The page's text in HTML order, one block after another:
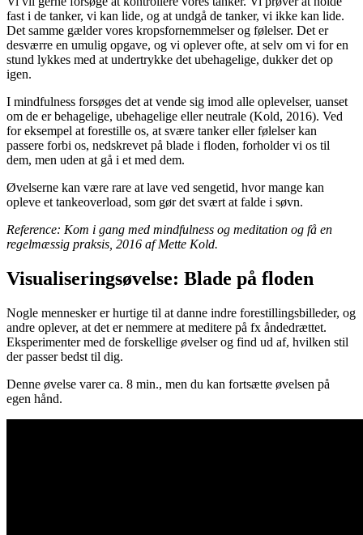
fast i de tanker, vi kan lide, og at undgå de tanker, vi ikke kan lide.
Det samme gælder vores kropsfornemmelser og følelser. Det er
desværre en umulig opgave, og vi oplever ofte, at selv om vi for en
stund lykkes med at undertrykke det ubehagelige, dukker det op
igen.
I mindfulness forsøges det at vende sig imod alle oplevelser, uanset
om de er behagelige, ubehagelige eller neutrale (Kold, 2016). Ved
for eksempel at forestille os, at svære tanker eller følelser kan
passere forbi os, nedskrevet på blade i floden, forholder vi os til
dem, men uden at gå i et med dem.
Øvelserne kan være rare at lave ved sengetid, hvor mange kan
opleve et tankeoverload, som gør det svært at falde i søvn.
Reference: Kom i gang med mindfulness og meditation og få en
regelmæssig praksis, 2016 af Mette Kold.
Visualiseringsøvelse: Blade på floden
Nogle mennesker er hurtige til at danne indre forestillingsbilleder, og
andre oplever, at det er nemmere at meditere på fx åndedrættet.
Eksperimenter med de forskellige øvelser og find ud af, hvilken stil
der passer bedst til dig.
Denne øvelse varer ca. 8 min., men du kan fortsætte øvelsen på
egen hånd.